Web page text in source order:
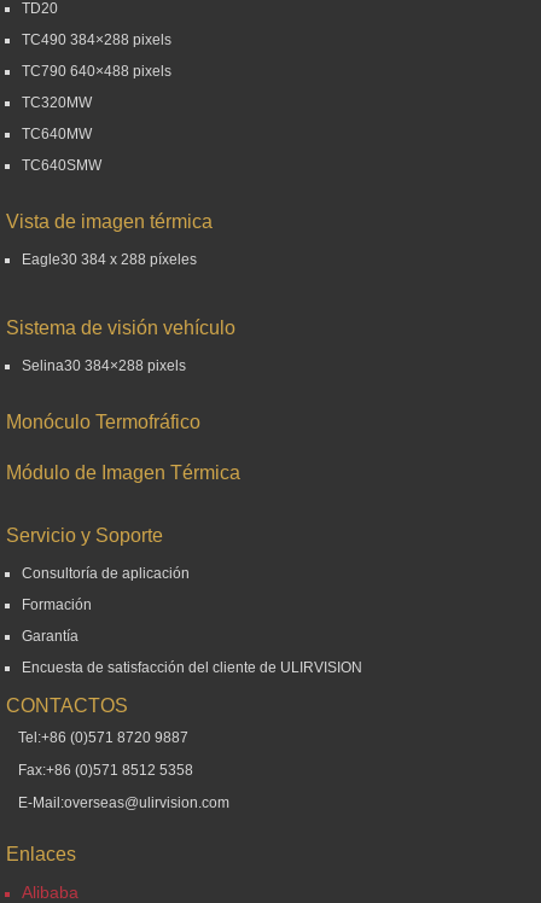
TD20
TC490 384×288 pixels
TC790 640×488 pixels
TC320MW
TC640MW
TC640SMW
Vista de imagen térmica
Eagle30 384 x 288 píxeles
Sistema de visión vehículo
Selina30 384×288 pixels
Monóculo Termofráfico
Módulo de Imagen Térmica
Servicio y Soporte
Consultoría de aplicación
Formación
Garantía
Encuesta de satisfacción del cliente de ULIRVISION
CONTACTOS
Tel:+86 (0)571 8720 9887
Fax:+86 (0)571 8512 5358
E-Mail:overseas@ulirvision.com
Enlaces
Alibaba